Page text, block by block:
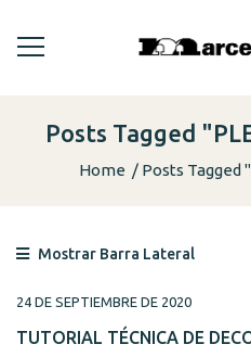
Posts Tagged
Home Posts Tagged
Mostrar Barra Lateral
24 DE SEPTIEMBRE DE 2020
TUTORIAL TÉCNICA DE